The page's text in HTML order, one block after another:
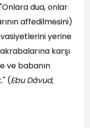
dua, onlar
affedilmesini)
yerine
karşı
ve babanın
(Ebu Dâvud,